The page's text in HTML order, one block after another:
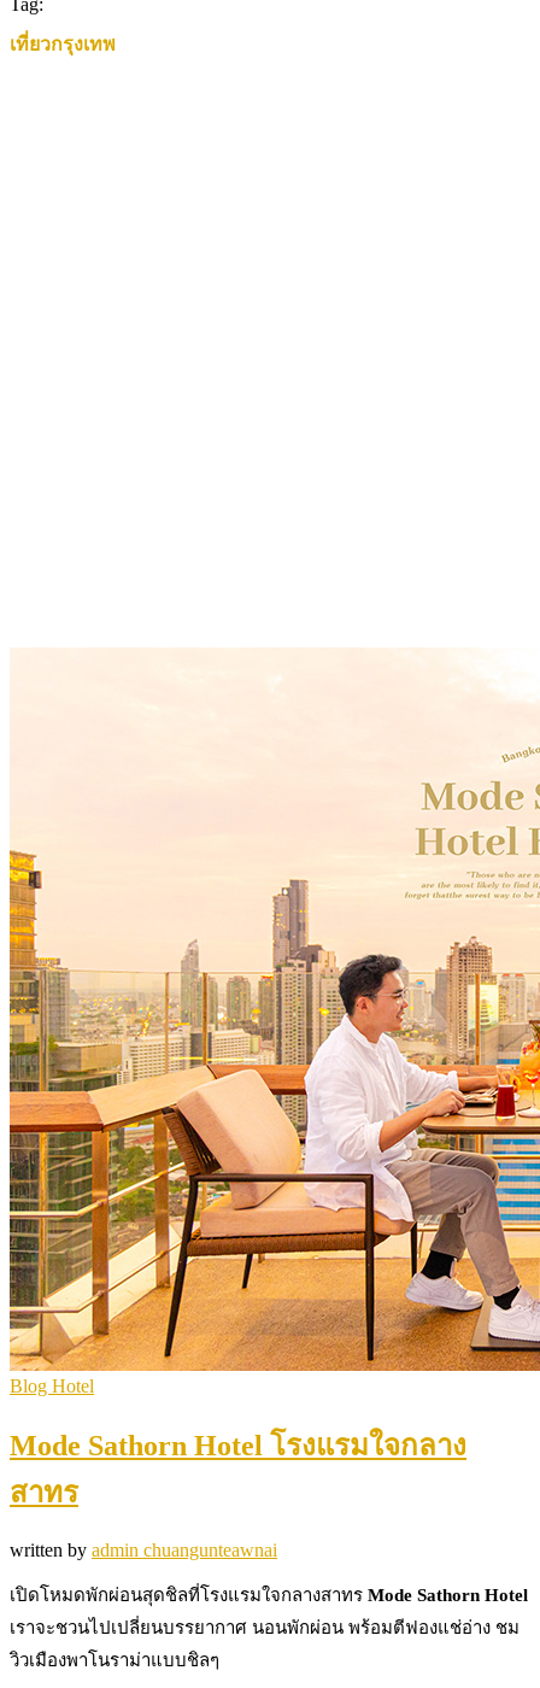
Tag:
เที่ยวกรุงเทพ
Blog Hotel
Mode Sathorn Hotel โรงแรมใจกลาง
สาทร
written by admin chuangunteawnai
เปิดโหมดพักผ่อนสุดชิลที่โรงแรมใจกลางสาทร Mode Sathorn Hotel
เราจะชวนไปเปลี่ยนบรรยากาศ นอนพักผ่อน พร้อมตีฟองแช่อ่าง ชม
วิวเมืองพาโนราม่าแบบชิลๆ